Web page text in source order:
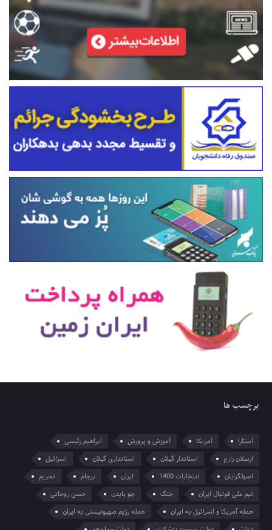
برچسب ها
آستارا آمریکا آموزش و پرورش
ابراهیم رئیسی
ارسلان زارع
استاندار گیلان استانداری گیلان
اسرائیل
اصولگرایان
انتخابات 1400 ایران برجام
تحریم
تیم ملی فوتبال ایران
جنگ جو بایدن
حسن روحانی
حمله آمریکا و اسرائیل به ایران
حمله رژیم صهیونیستی به ایران